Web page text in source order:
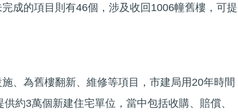
成的項目則有46個，涉及收回1006幢舊樓，可提
、為舊樓翻新、維修等項目，市建局用20年時間
約3萬個新建住宅單位，當中包括收購、賠償、